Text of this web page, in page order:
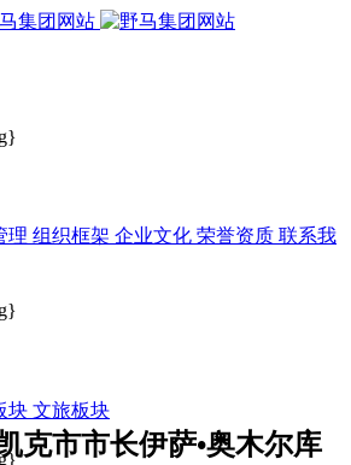
理 组织框架 企业文化 荣誉资质 联系我
块 文旅板块
克市市长伊萨•奥木尔库